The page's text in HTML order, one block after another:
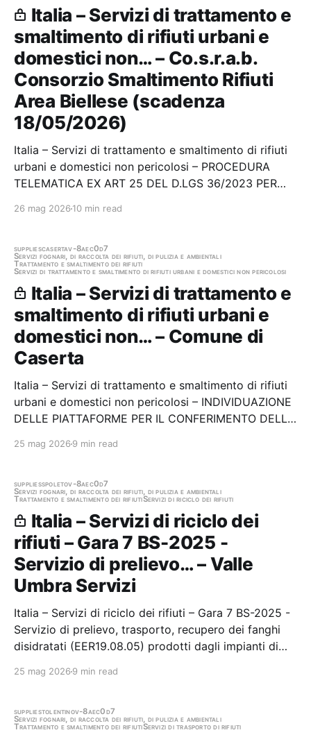
Italia – Servizi di trattamento e
smaltimento di rifiuti urbani e
domestici non… – Co.s.r.a.b.
Consorzio Smaltimento Rifiuti
Area Biellese (scadenza
18/05/2026)
Italia – Servizi di trattamento e smaltimento di rifiuti
urbani e domestici non pericolosi – PROCEDURA
TELEMATICA EX ART 25 DEL D.LGS 36/2023 PER
RECUPERO DI RIFIUTI INERTI (CODICE E.E.R.
DAGLI UTENTI AI CENTRI DI…
26 mag 2026 10 min read
suppliescasertav-8aec0d7
Servizi fognari, di raccolta dei rifiuti, di pulizia e ambientali
Trattamento e smaltimento dei rifiuti
Servizi di trattamento e smaltimento di rifiuti urbani e domestici non pericolosi
Italia – Servizi di trattamento e
smaltimento di rifiuti urbani e
domestici non… – Comune di
Caserta
Italia – Servizi di trattamento e smaltimento di rifiuti
urbani e domestici non pericolosi – INDIVIDUAZIONE
DELLE PIATTAFORME PER IL CONFERIMENTO DELLE
RACCOLTA DIFFERENZIATA DEL SERVIZIO DI IGIENE
aperta, di cui…
25 mag 2026 9 min read
suppliesspoletov-8aec0d7
Servizi fognari, di raccolta dei rifiuti, di pulizia e ambientali
Trattamento e smaltimento dei rifiutiServizi di riciclo dei rifiuti
Italia – Servizi di riciclo dei
rifiuti – Gara 7 BS-2025 -
Servizio di prelievo… – Valle
Umbra Servizi
Italia – Servizi di riciclo dei rifiuti – Gara 7 BS-2025 -
Servizio di prelievo, trasporto, recupero dei fanghi
disidratati (EER19.08.05) prodotti dagli impianti di
appaltante: Valle Umbra Servizi Gara aggiudicata
25 mag 2026 9 min read
suppliestolentinov-8aec0d7
Servizi fognari, di raccolta dei rifiuti, di pulizia e ambientali
Trattamento e smaltimento dei rifiutiServizi di trasporto di rifiuti